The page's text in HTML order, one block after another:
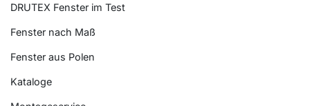
DRUTEX Fenster im Test
Fenster nach Maß
Fenster aus Polen
Kataloge